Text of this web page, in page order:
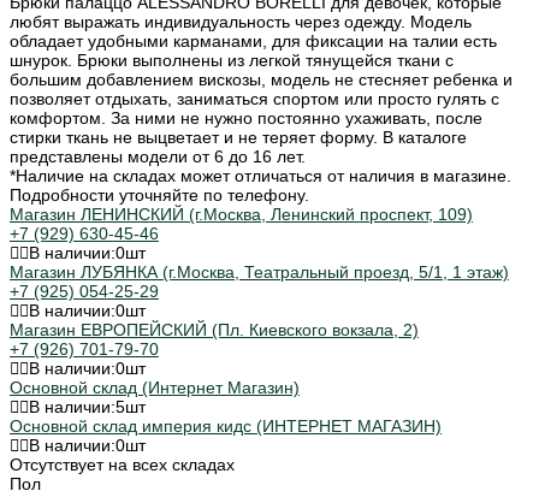
любят выражать индивидуальность через одежду. Модель
обладает удобными карманами, для фиксации на талии есть
шнурок. Брюки выполнены из легкой тянущейся ткани с
большим добавлением вискозы, модель не стесняет ребенка и
позволяет отдыхать, заниматься спортом или просто гулять с
комфортом. За ними не нужно постоянно ухаживать, после
стирки ткань не выцветает и не теряет форму. В каталоге
представлены модели от 6 до 16 лет.
*Наличие на складах может отличаться от наличия в магазине.
Подробности уточняйте по телефону.
Магазин ЛЕНИНСКИЙ (г.Москва, Ленинский проспект, 109)
+7 (929) 630-45-46
В наличии:0шт
Магазин ЛУБЯНКА (г.Москва, Театральный проезд, 5/1, 1 этаж)
+7 (925) 054-25-29
В наличии:0шт
Магазин ЕВРОПЕЙСКИЙ (Пл. Киевского вокзала, 2)
+7 (926) 701-79-70
В наличии:0шт
Основной склад (Интернет Магазин)
В наличии:5шт
Основной склад империя кидс (ИНТЕРНЕТ МАГАЗИН)
В наличии:0шт
Отсутствует на всех складах
Пол